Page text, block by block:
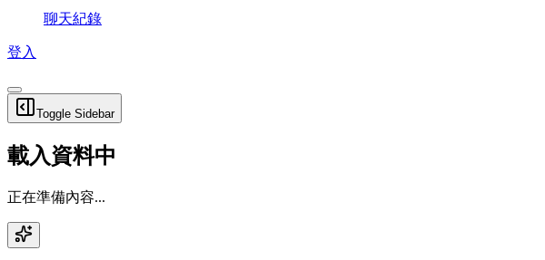
聊天紀錄
登入
Toggle Sidebar
載入資料中
正在準備內容...